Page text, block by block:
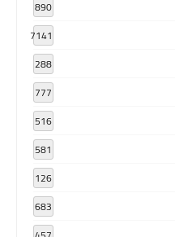
890
7141
288
777
516
581
126
683